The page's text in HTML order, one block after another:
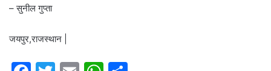
– सुनील गुप्ता
जयपुर,राजस्थान |